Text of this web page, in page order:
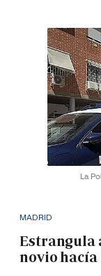
La
MADRID
Estrangula
novio